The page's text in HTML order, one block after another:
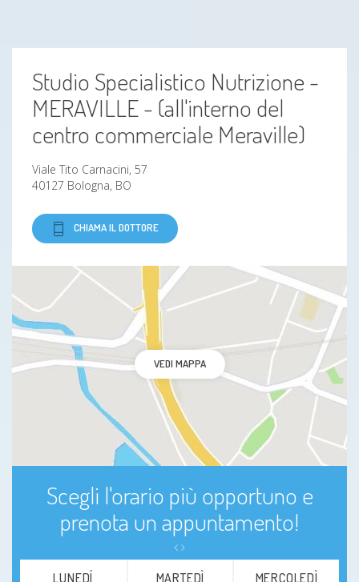
Obesità
Reflusso gastroesofageo (esofagite)
Ipercolesterolemia (livelli elevati di colesterolo)
Intolleranze alimentari
Sindrome Metabolica
Diabete
Sovrappeso
Studio Specialistico Nutrizione -
MERAVILLE - (all'interno del
centro commerciale Meraville)
Viale Tito Carnacini, 57
40127 Bologna, BO
CHIAMA IL DOTTORE
VEDI MAPPA
Scegli l'orario più opportuno e
prenota un appuntamento!
LUNEDÍ MARTEDÌ MERCOLEDÌ